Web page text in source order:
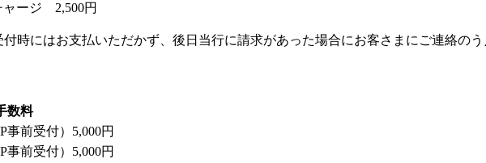
ャージ 2,500円
時にはお支払いただかず、後日当行に請求があった場合にお客さまにご連絡のう
数料
事前受付）5,000円
事前受付）5,000円